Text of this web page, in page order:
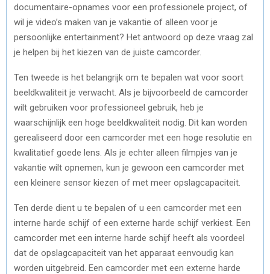
documentaire-opnames voor een professionele project, of
wil je video’s maken van je vakantie of alleen voor je
persoonlijke entertainment? Het antwoord op deze vraag zal
je helpen bij het kiezen van de juiste camcorder.
Ten tweede is het belangrijk om te bepalen wat voor soort
beeldkwaliteit je verwacht. Als je bijvoorbeeld de camcorder
wilt gebruiken voor professioneel gebruik, heb je
waarschijnlijk een hoge beeldkwaliteit nodig. Dit kan worden
gerealiseerd door een camcorder met een hoge resolutie en
kwalitatief goede lens. Als je echter alleen filmpjes van je
vakantie wilt opnemen, kun je gewoon een camcorder met
een kleinere sensor kiezen of met meer opslagcapaciteit.
Ten derde dient u te bepalen of u een camcorder met een
interne harde schijf of een externe harde schijf verkiest. Een
camcorder met een interne harde schijf heeft als voordeel
dat de opslagcapaciteit van het apparaat eenvoudig kan
worden uitgebreid. Een camcorder met een externe harde